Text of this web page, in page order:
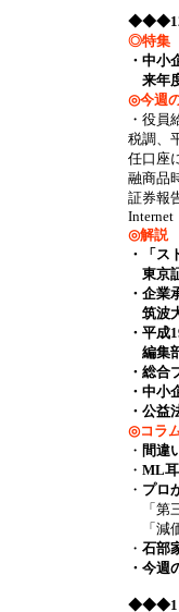
◎特集
・中小
来年
◎今週
・役員
税調、
任口座
融商品
証券報
Internet
◎解説
・「ス
東京
・企
筑波
・平成
編集
・総
・中
・公
◎コラ
・ 間違
・ ML
・ プロ
「第
「減
・ 石部
・今週